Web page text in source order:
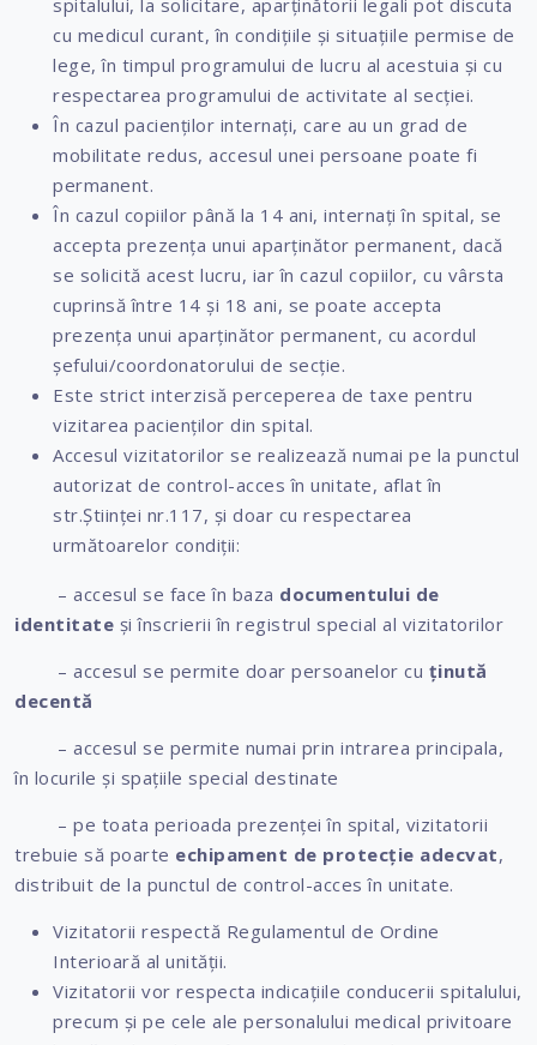
spitalului, la solicitare, aparținătorii legali pot discuta
cu medicul curant, în condițiile și situațiile permise de
lege, în timpul programului de lucru al acestuia și cu
respectarea programului de activitate al secției.
În cazul pacienților internați, care au un grad de
mobilitate redus, accesul unei persoane poate fi
permanent.
În cazul copiilor până la 14 ani, internați în spital, se
accepta prezența unui aparținător permanent, dacă
se solicită acest lucru, iar în cazul copiilor, cu vârsta
cuprinsă între 14 și 18 ani, se poate accepta
prezența unui aparținător permanent, cu acordul
șefului/coordonatorului de secție.
Este strict interzisă perceperea de taxe pentru
vizitarea pacienților din spital.
Accesul vizitatorilor se realizează numai pe la punctul
autorizat de control-acces în unitate, aflat în
str.Științei nr.117, și doar cu respectarea
următoarelor condiții:
– accesul se face în baza documentului de
identitate și înscrierii în registrul special al vizitatorilor
– accesul se permite doar persoanelor cu ținută
decentă
– accesul se permite numai prin intrarea principala,
în locurile și spațiile special destinate
– pe toata perioada prezenței în spital, vizitatorii
trebuie să poarte echipament de protecție adecvat,
distribuit de la punctul de control-acces în unitate.
Vizitatorii respectă Regulamentul de Ordine
Interioară al unității.
Vizitatorii vor respecta indicațiile conducerii spitalului,
precum și pe cele ale personalului medical privitoare